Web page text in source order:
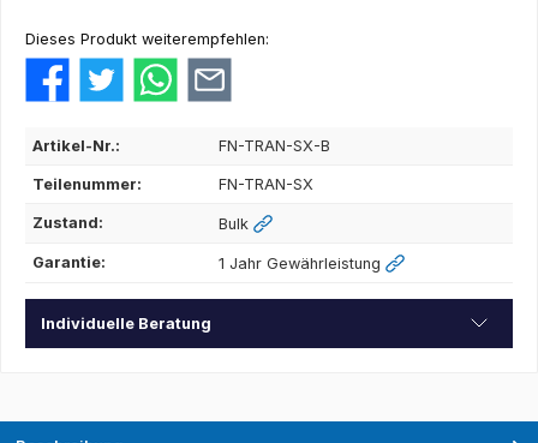
Dieses Produkt weiterempfehlen:
Artikel-Nr.: FN-TRAN-SX-B
Teilenummer: FN-TRAN-SX
Zustand: Bulk
Garantie: 1 Jahr Gewährleistung
Individuelle Beratung